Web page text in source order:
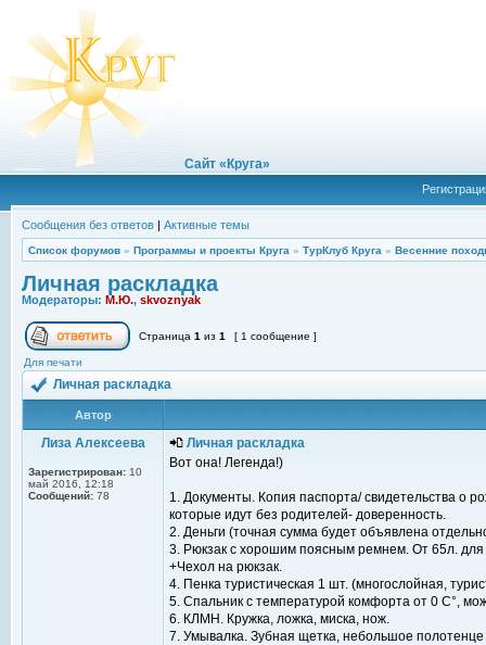
Сайт «Круга»
Сообщения без ответов | Активные темы
Список форумов » Программы и проекты Круга » ТурКлуб Круга » Весенние
Личная раскладка
Модераторы: М.Ю., skvoznyak
Страница 1 из 1 [ 1 сообщение ]
Для печати
Личная раскладка
Автор
Лиза Алексеева
Зарегистрирован: 10
май 2016, 12:18
Сообщений: 78
Личная раскладка
Вот она! Легенда!)
1. Документы. Копия паспорта/ свидетельства о
которые идут без родителей- доверенность.
2. Деньги (точная сумма будет объявлена
3. Рюкзак с хорошим поясным ремнем. От 65л.
+Чехол на рюкзак.
4. Пенка туристическая 1 шт. (многослойная,
5. Спальник с температурой комфорта от 0 C°,
6. КЛМН. Кружка, ложка, миска, нож.
7. Умывалка. Зубная щетка, небольшое